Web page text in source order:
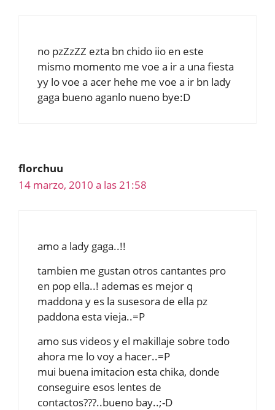
no pzZzZZ ezta bn chido iio en este
mismo momento me voe a ir a una fiesta
yy lo voe a acer hehe me voe a ir bn lady
gaga bueno aganlo nueno bye:D
florchuu
14 marzo, 2010 a las 21:58
amo a lady gaga..!!
tambien me gustan otros cantantes pro
en pop ella..! ademas es mejor q
maddona y es la susesora de ella pz
paddona esta vieja..=P
amo sus videos y el makillaje sobre todo
ahora me lo voy a hacer..=P
mui buena imitacion esta chika, donde
conseguire esos lentes de
contactos???..bueno bay..;-D